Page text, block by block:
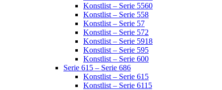
Konstlist – Serie 5560
Konstlist – Serie 558
Konstlist – Serie 57
Konstlist – Serie 572
Konstlist – Serie 5918
Konstlist – Serie 595
Konstlist – Serie 600
Serie 615 – Serie 686
Konstlist – Serie 615
Konstlist – Serie 6115